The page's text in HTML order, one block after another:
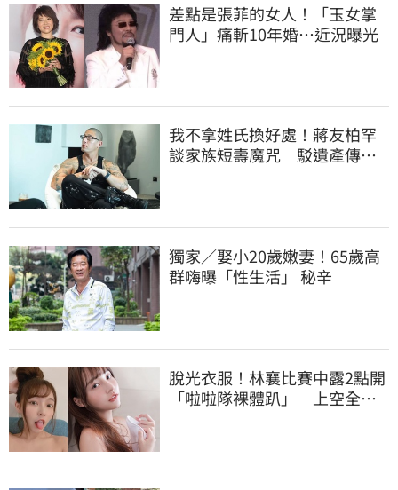
差點是張菲的女人！「玉女掌
門人」痛斬10年婚…近況曝光
我不拿姓氏換好處！蔣友柏罕
談家族短壽魔咒 駁遺產傳
獨家／娶小20歲嫩妻！65歲高
群嗨曝「性生活」 秘辛
脫光衣服！林襄比賽中露2點開
「啦啦隊裸體趴」 上空全裸